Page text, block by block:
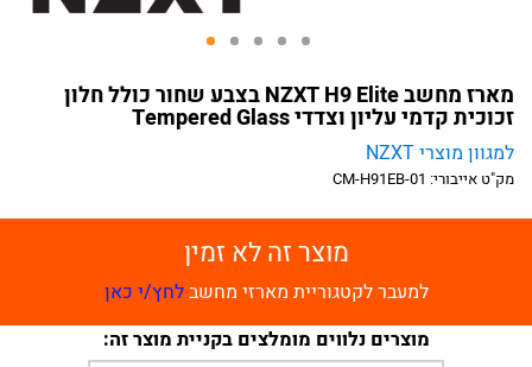
מארז מחשב NZXT H9 Elite בצבע שחור כולל חלון
זכוכית קדמי עליון וצדדי Tempered Glass
למגוון מוצרי NZXT
מק"ט אייבורי: CM-H91EB-01
מוצר זה לא זמין
למעבר לקטגוריית מארזי מחשבלחץ/י כאן
מוצרים נלווים מומלצים בקניית מוצר זה: